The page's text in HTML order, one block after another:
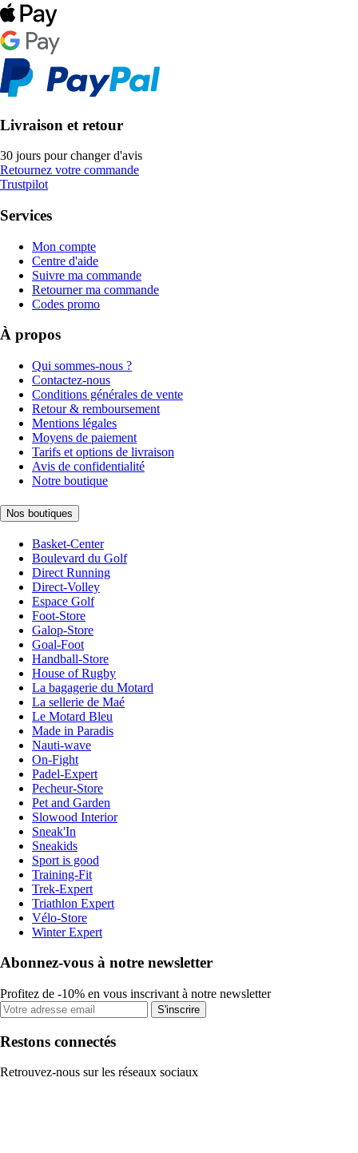
Livraison et retour
30 jours pour changer d'avis
Retournez votre commande
Trustpilot
Services
Mon compte
Centre d'aide
Suivre ma commande
Retourner ma commande
Codes promo
À propos
Qui sommes-nous ?
Contactez-nous
Conditions générales de vente
Retour & remboursement
Mentions légales
Moyens de paiement
Tarifs et options de livraison
Avis de confidentialité
Notre boutique
Nos boutiques
Basket-Center
Boulevard du Golf
Direct Running
Direct-Volley
Espace Golf
Foot-Store
Galop-Store
Goal-Foot
Handball-Store
House of Rugby
La bagagerie du Motard
La sellerie de Maé
Le Motard Bleu
Made in Paradis
Nauti-wave
On-Fight
Padel-Expert
Pecheur-Store
Pet and Garden
Slowood Interior
Sneak'In
Sneakids
Sport is good
Training-Fit
Trek-Expert
Triathlon Expert
Vélo-Store
Winter Expert
Abonnez-vous à notre newsletter
Profitez de -10% en vous inscrivant à notre newsletter
S'inscrire
Restons connectés
Retrouvez-nous sur les réseaux sociaux